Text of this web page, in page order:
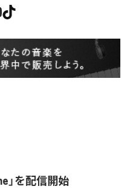
」を配信開始